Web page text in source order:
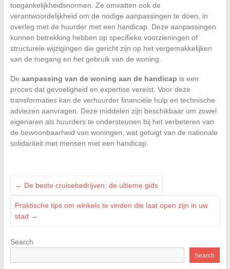
toegankelijkheidsnormen. Ze omvatten ook de
verantwoordelijkheid om de nodige aanpassingen te doen, in
overleg met de huurder met een handicap. Deze aanpassingen
kunnen betrekking hebben op specifieke voorzieningen of
structurele wijzigingen die gericht zijn op het vergemakkelijken
van de toegang en het gebruik van de woning.
De aanpassing van de woning aan de handicap is een
proces dat gevoeligheid en expertise vereist. Voor deze
transformaties kan de verhuurder financiële hulp en technische
adviezen aanvragen. Deze middelen zijn beschikbaar om zowel
eigenaren als huurders te ondersteunen bij het verbeteren van
de bewoonbaarheid van woningen, wat getuigt van de nationale
solidariteit met mensen met een handicap.
← De beste cruisebedrijven: de ultieme gids
Praktische tips om winkels te vinden die laat open zijn in uw
stad →
Search
Search